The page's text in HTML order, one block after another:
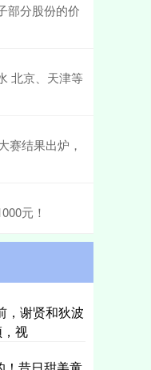
部分股份的价
北京、天津等
赛结果出炉，
元！
，谢贤和狄波
视